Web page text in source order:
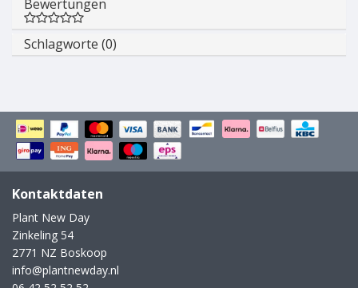
Bewertungen
Schlagworte (0)
Kontaktdaten
Plant New Day
Zinkeling 54
2771 NZ Boskoop
info@plantnewday.nl